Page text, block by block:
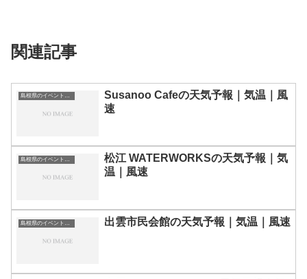
関連記事
島根県のイベント会場一覧
Susanoo Cafeの天気予報｜気温｜風
速
島根県のイベント会場一覧
松江 WATERWORKSの天気予報｜気
温｜風速
島根県のイベント会場一覧 出雲市民会館の天気予報｜気温｜風速